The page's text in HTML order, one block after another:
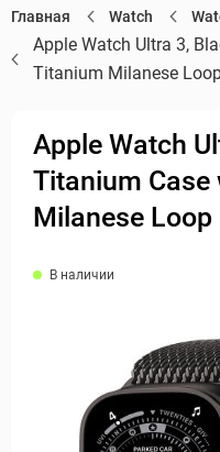
Главная Watch
Apple Watch Ultra 3,
Titanium Milanese
Apple Watch
Titanium
Milanese Loop
В наличии